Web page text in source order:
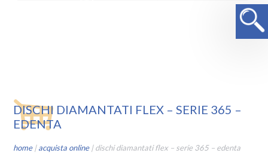
DISCHI DIAMANTATI FLEX – SERIE 365 –
EDENTA
home|acquista online|dischi diamantati flex – serie 365 – edenta